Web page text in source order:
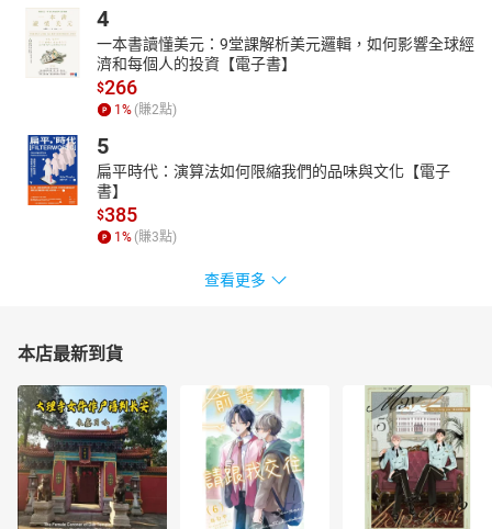
團演員。影視音節目製作、主持，電影、電視配音。各電視新聞台
主播、記者國語正音及播報培訓老師。大陸中央電視台（CCTV）節
目製作顧問。電視廣告演員。活躍於兩岸企業諮詢輔導及培訓，擅
長市場行銷、廣告、溝通及專案管理。台灣國際專案管理師協會
（ITPM）第四屆理事長，大陸國家外國專家局項目管理專家。
朗讀有聲書：《人性的弱點》、《大亨小傳》、《禪學入門》、
《潮騷》、《羅生門》……等。
◎演出聲優群
高銘孝、黎家秀
剪輯工程：Poker J
4
一本書讀懂美元：9堂課解析美元邏輯，如何影響全球經
濟和每個人的投資【電子書】
$266
1 % (賺2點)
5
扁平時代：演算法如何限縮我們的品味與文化【電子
書】
$385
1 % (賺3點)
查看更多
本店最新到貨